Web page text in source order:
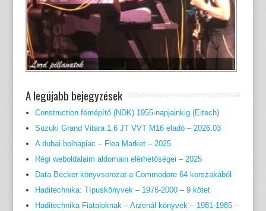
A legújabb bejegyzések
Construction fémépítő (NDK) 1955-napjainkig (Eitech)
Suzuki Grand Vitara 1.6 JT VVT M16 eladó – 2026.03
A dubai bolhapiac – Flea Market – 2025
Régi weboldalaim aldomain elérhetőségei – 2025
Data Becker könyvsorozat a Commodore 64 korszakából
Haditechnika: Típuskönyvek – 1976-2000 – 9 kötet
Haditechnika Fiataloknak – Arzenál könyvek – 1981-1985 –